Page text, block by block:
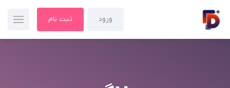
ورود ثبت نام